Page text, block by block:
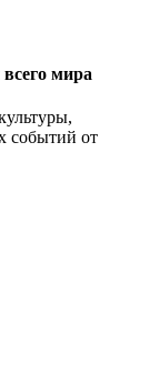
мира
событий от